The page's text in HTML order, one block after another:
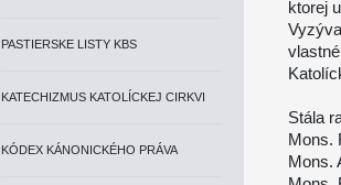
PASTIERSKE LISTY KBS
KATECHIZMUS KATOLÍCKEJ CIRKVI
KÓDEX KÁNONICKÉHO PRÁVA
ktorej
Stála
Mons.
Mons.